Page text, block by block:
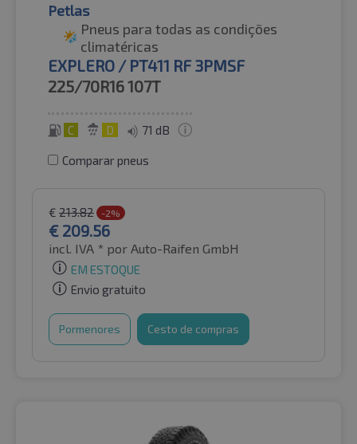
Petlas
Pneus para todas as condições
climatéricas
EXPLERO / PT411 RF 3PMSF
225/70R16107T
C D 71 dB
Comparar pneus
€ 213.82 -2%
€ 209.56
incl. IVA * por Auto-Raifen GmbH
EM ESTOQUE
Envio gratuito
Pormenores Cesto de compras